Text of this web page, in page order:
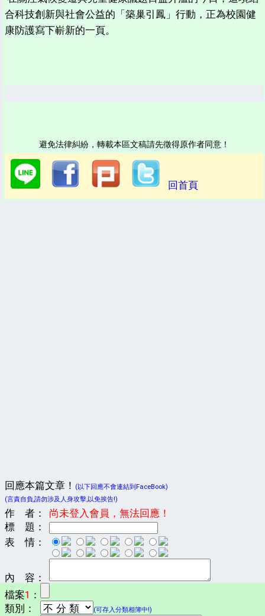
合科技創新與社會公益的「築巢引鳳」行動，正為校園健
康防護寫下嶄新的一頁。
避免法律糾紛，轉載本區文稿請先徵得原作者同意！
回首頁
回應本篇文章！
(以下回應不會連結到FaceBook)
(言責自負,請勿涉及人身攻擊,以免挨告!)
作 者：
尚未登入會員，無法回應！
標 題：
表 情：
內 容：
檔案1 ：
類別：
(可存入分類相簿中!)